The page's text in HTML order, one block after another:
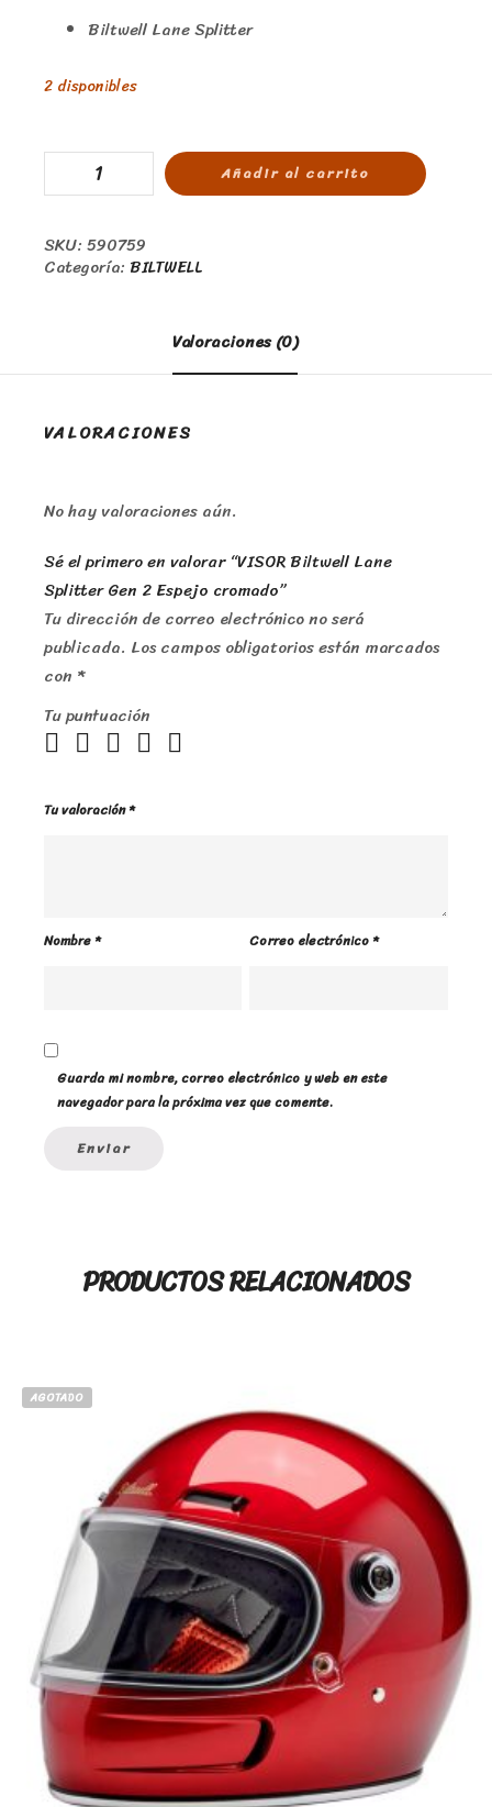
Biltwell Lane Splitter
2 disponibles
Añadir al carrito
SKU:590759
Categoría: BILTWELL
Valoraciones (0)
VALORACIONES
No hay valoraciones aún.
Sé el primero en valorar “VISOR Biltwell Lane
Splitter Gen 2 Espejo cromado”
Tu dirección de correo electrónico no será
publicada. Los campos obligatorios están marcados
con *
Tu puntuación
Tu valoración*
Nombre* Correo electrónico*
Guarda mi nombre, correo electrónico y web en este
navegador para la próxima vez que comente.
PRODUCTOS RELACIONADOS
AGOTADO